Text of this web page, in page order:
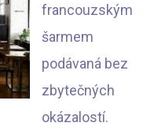
francouzským
šarmem
podávaná bez
zbytečných
okázalostí.